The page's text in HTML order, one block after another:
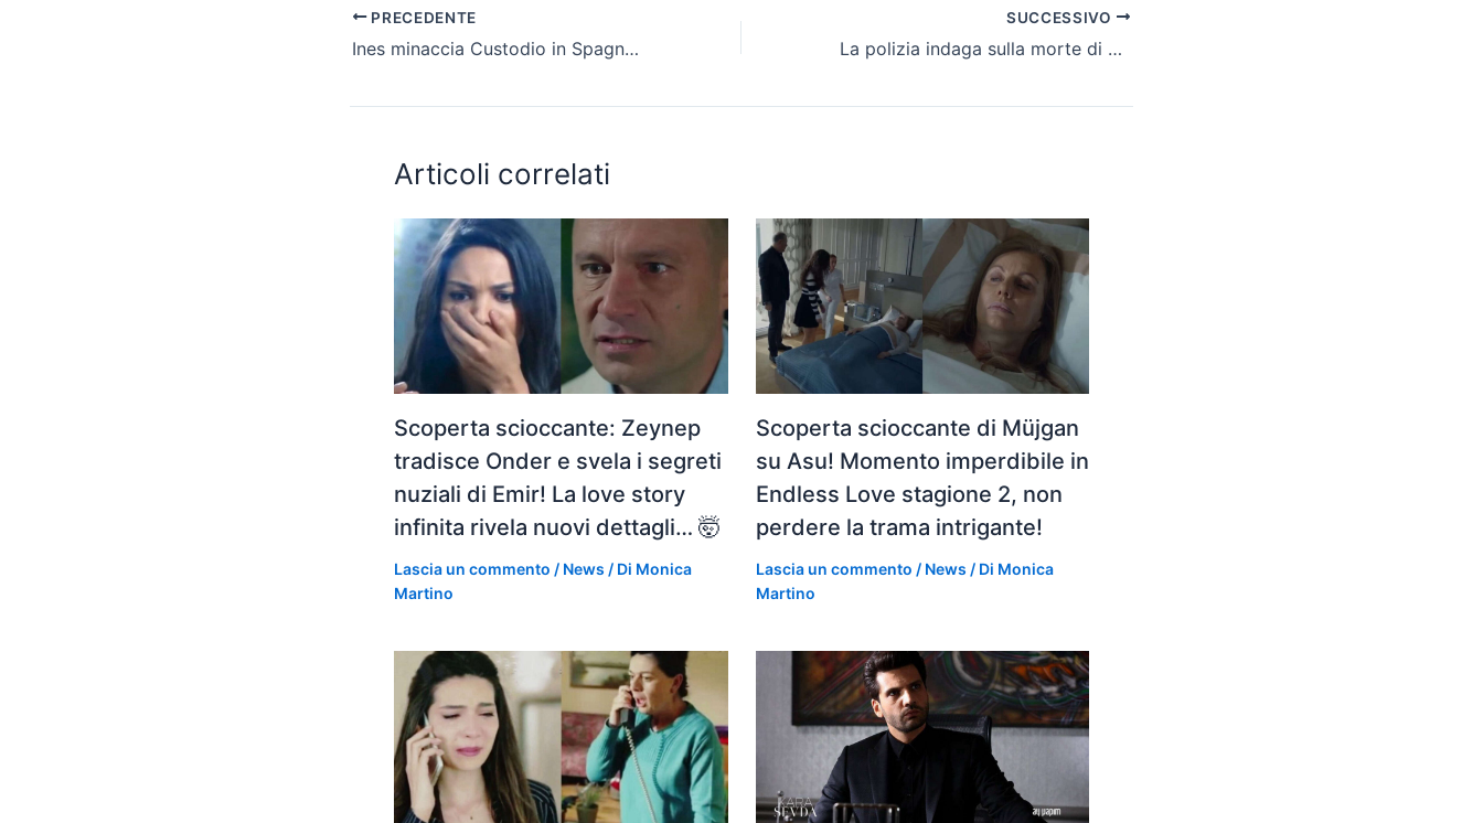
PRECEDENTE
Ines minaccia Custodio in Spagna: se non accetta di sposarla, rivelerà la sua presunta omosessualità
SUCCESSIVO
La polizia indaga sulla morte di Manuel, ora considerata un omicidio e non un incidente
Articoli correlati
Scoperta scioccante: Zeynep
tradisce Onder e svela i segreti
nuziali di Emir! La love story
infinita rivela nuovi dettagli… 🤯
Lascia un commento / News / Di Monica
Martino
Scoperta scioccante di Müjgan
su Asu! Momento imperdibile in
Endless Love stagione 2, non
perdere la trama intrigante!
Lascia un commento / News / Di Monica
Martino